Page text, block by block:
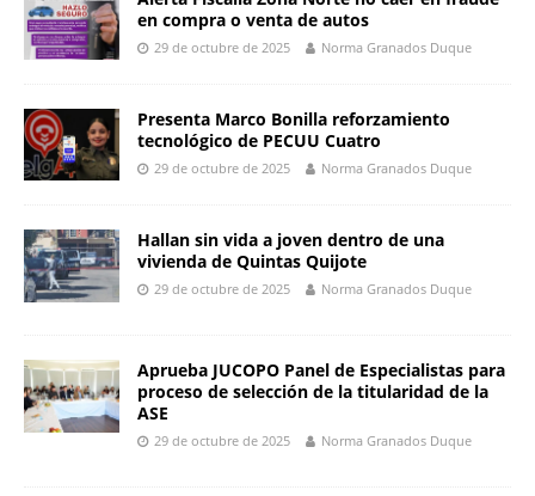
k
en compra o venta de autos
29 de octubre de 2025 Norma Granados Duque
Presenta Marco Bonilla reforzamiento
tecnológico de PECUU Cuatro
29 de octubre de 2025 Norma Granados Duque
Hallan sin vida a joven dentro de una
vivienda de Quintas Quijote
29 de octubre de 2025 Norma Granados Duque
Aprueba JUCOPO Panel de Especialistas para
proceso de selección de la titularidad de la
ASE
29 de octubre de 2025 Norma Granados Duque